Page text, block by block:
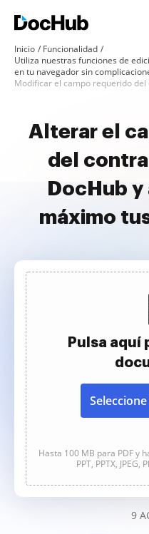
Inicio
Funcionalidad
Utiliza nuestras funciones de
en tu navegador sin
Alterar el
del
DocHub y
máximo
Pulsa aquí
Hasta 100 MB para PDF y
PPT, PPTX, JPEG,
9